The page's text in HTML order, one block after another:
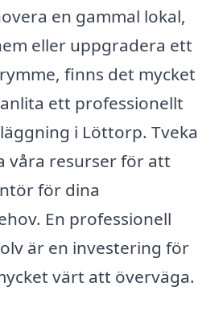
en gammal lokal,
eller uppgradera ett
finns det mycket
ett professionellt
i Löttorp. Tveka
våra resurser för att
för dina
En professionell
är en investering för
värt att överväga.